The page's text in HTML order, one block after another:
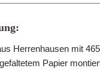
Herrenhausen mit
Papier